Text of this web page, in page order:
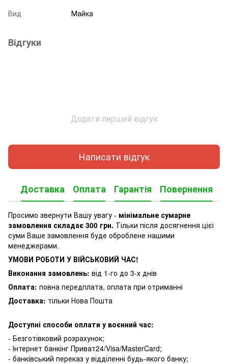
Вид Майка
Відгуки
Додати перший відгук
Написати відгук
Доставка Оплата Гарантія Повернення
Просимо звернути Вашу увагу - мінімальне сумарне
замовлення складає 300 грн. Тільки після досягнення цієї
суми Ваше замовлення буде оброблене нашими
менеджерами.
УМОВИ РОБОТИ У ВІЙСЬКОВИЙ ЧАС!
Виконання замовлень: від 1-го до 3-х днів
Оплата: повна передплата, оплата при отриманні
Доставка: тільки Нова Пошта
Доступні способи оплати у воєнний час:
- Безготівковий розрахунок;
- Інтернет банкінг Приват24/Visa/MasterCard;
- банківський переказ у відділенні будь-якого банку;